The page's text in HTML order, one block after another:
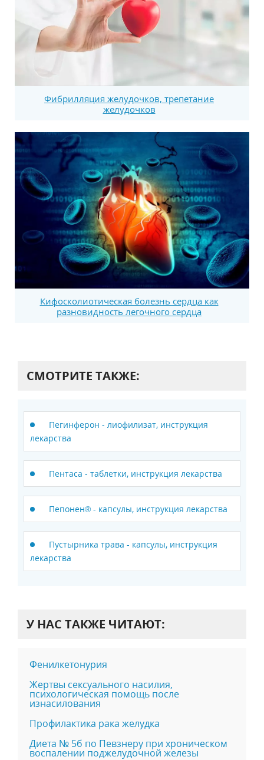
Фибрилляция желудочков, трепетание
желудочков
Кифосколиотическая болезнь сердца как
разновидность легочного сердца
СМОТРИТЕ ТАКЖЕ:
Пегинферон - лиофилизат, инструкция
лекарства
Пентаса - таблетки, инструкция лекарства
Пепонен® - капсулы, инструкция лекарства
Пустырника трава - капсулы, инструкция
лекарства
У НАС ТАКЖЕ ЧИТАЮТ:
Фенилкетонурия
Жертвы сексуального насилия,
психологическая помощь после
изнасилования
Профилактика рака желудка
Диета № 5б по Певзнеру при хроническом
воспалении поджелудочной железы